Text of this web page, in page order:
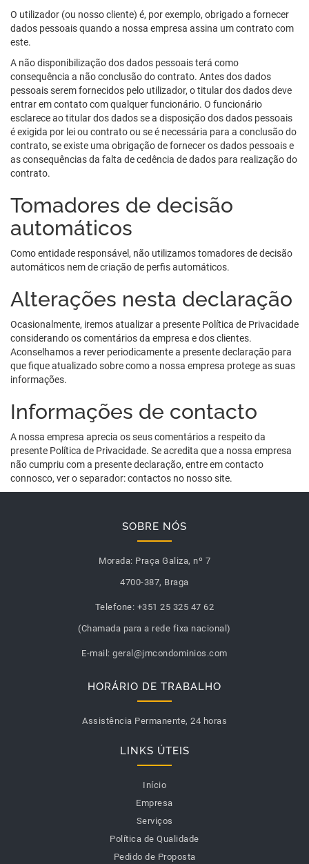
O utilizador (ou nosso cliente) é, por exemplo, obrigado a fornecer
dados pessoais quando a nossa empresa assina um contrato com
este.
A não disponibilização dos dados pessoais terá como
consequência a não conclusão do contrato. Antes dos dados
pessoais serem fornecidos pelo utilizador, o titular dos dados deve
entrar em contato com qualquer funcionário. O funcionário
esclarece ao titular dos dados se a disposição dos dados pessoais
é exigida por lei ou contrato ou se é necessária para a conclusão do
contrato, se existe uma obrigação de fornecer os dados pessoais e
as consequências da falta de cedência de dados para realização do
contrato.
Tomadores de decisão
automáticos
Como entidade responsável, não utilizamos tomadores de decisão
automáticos nem de criação de perfis automáticos.
Alterações nesta declaração
Ocasionalmente, iremos atualizar a presente Política de Privacidade
considerando os comentários da empresa e dos clientes.
Aconselhamos a rever periodicamente a presente declaração para
que fique atualizado sobre como a nossa empresa protege as suas
informações.
Informações de contacto
A nossa empresa aprecia os seus comentários a respeito da
presente Política de Privacidade. Se acredita que a nossa empresa
não cumpriu com a presente declaração, entre em contacto
connosco, ver o separador: contactos no nosso site.
SOBRE NÓS
Morada: Praça Galiza, nº 7
4700-387, Braga
Telefone: +351 25 325 47 62
(Chamada para a rede fixa nacional)
E-mail: geral@jmcondominios.com
HORÁRIO DE TRABALHO
Assistência Permanente, 24 horas
LINKS ÚTEIS
Início
Empresa
Serviços
Política de Qualidade
Pedido de Proposta